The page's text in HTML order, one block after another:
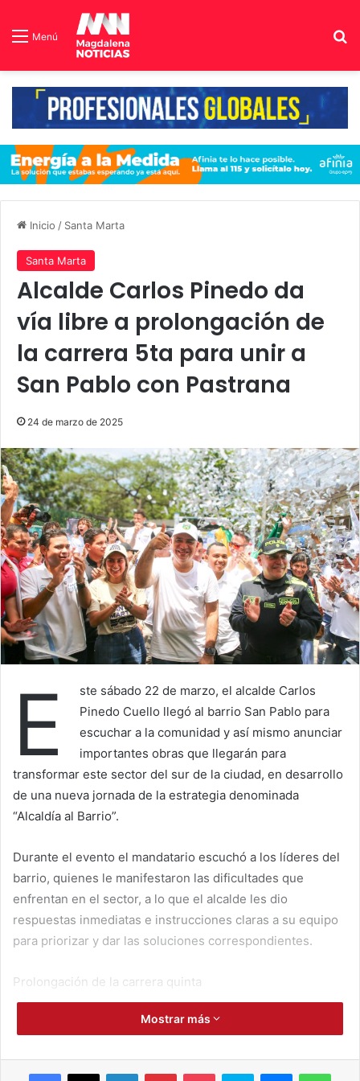
Menú
Inicio / Santa Marta
Santa Marta
Alcalde Carlos Pinedo da
vía libre a prolongación de
la carrera 5ta para unir a
San Pablo con Pastrana
24 de marzo de 2025
E
ste sábado 22 de marzo, el alcalde Carlos
Pinedo Cuello llegó al barrio San Pablo para
escuchar a la comunidad y así mismo anunciar
importantes obras que llegarán para
transformar este sector del sur de la ciudad, en desarrollo
de una nueva jornada de la estrategia denominada
“Alcaldía al Barrio”.
Durante el evento el mandatario escuchó a los líderes del
barrio, quienes le manifestaron las dificultades que
enfrentan en el sector, a lo que el alcalde les dio
respuestas inmediatas e instrucciones claras a su equipo
para priorizar y dar las soluciones correspondientes.
Prolongación de la carrera quinta
Se anunció la intervención de la carrera quinta, desde la
Pablo – Pastrana, en la que se contemplará no solo el
Mostrar más